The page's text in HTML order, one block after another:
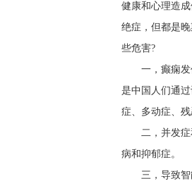
健康和心理造
绝症，但都是
些危害?
一，癫痫
是中国人们通
症、多动症、残
二，并发
病和抑郁症。
三，导致